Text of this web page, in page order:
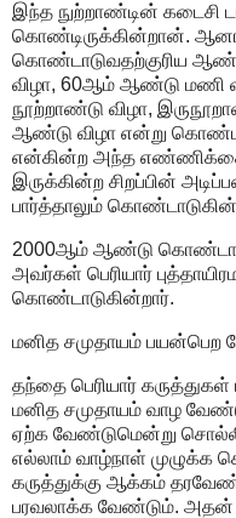
இந்த நுற்றாண்டின்
கொண்டிருக்கின்றான்.
கொண்டாடுவதற்குரிய
விழா, 60ஆம் ஆண்டு மணி
நூற்றாண்டு விழா,
ஆண்டு விழா என்று
என்கின்ற அந்த
இருக்கின்ற சிறப்பின்
பார்த்தாலும்
2000ஆம் ஆண்டு
அவர்கள் பெரியார்
கொண்டாடுகின்றார்.
மனித சமுதாயம் பயன்பெற
தந்தை பெரியார்
மனித சமுதாயம் வாழ
ஏற்க வேண்டுமென்று
எல்லாம் வாழ்நாள்
கருத்துக்கு ஆக்கம்
பரவலாக்க வேண்டும். அதன்